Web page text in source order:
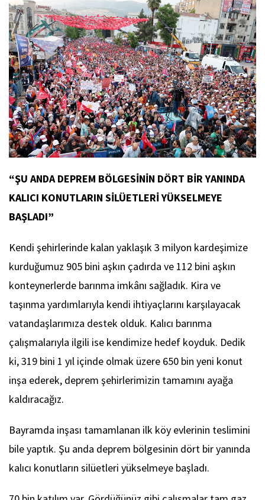
“ŞU ANDA DEPREM BÖLGESİNİN DÖRT BİR YANINDA
KALICI KONUTLARIN SİLÜETLERİ YÜKSELMEYE
BAŞLADI”
Kendi şehirlerinde kalan yaklaşık 3 milyon kardeşimize
kurduğumuz 905 bini aşkın çadırda ve 112 bini aşkın
konteynerlerde barınma imkânı sağladık. Kira ve
taşınma yardımlarıyla kendi ihtiyaçlarını karşılayacak
vatandaşlarımıza destek olduk. Kalıcı barınma
çalışmalarıyla ilgili ise kendimize hedef koyduk. Dedik
ki, 319 bini 1 yıl içinde olmak üzere 650 bin yeni konut
inşa ederek, deprem şehirlerimizin tamamını ayağa
kaldıracağız.
Bayramda inşası tamamlanan ilk köy evlerinin teslimini
bile yaptık. Şu anda deprem bölgesinin dört bir yanında
kalıcı konutların silüetleri yükselmeye başladı.